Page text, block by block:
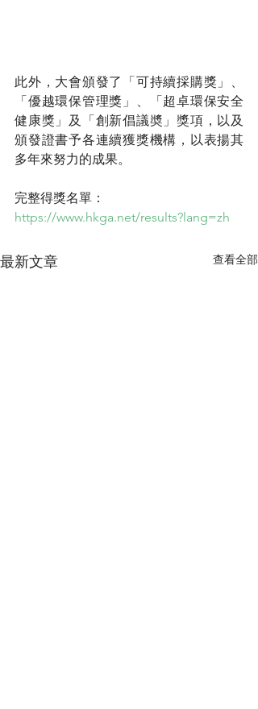
此外，大會頒發了「可持續採購獎」、
「優越環保管理獎」、「超卓環保安全
健康獎」及「創新倡議奬」獎項，以及
頒發證書予各連續獲獎機構，以表揚其
多年來努力的成果。
完整得獎名單：
https://www.hkga.net/results?lang=zh
最新文章 查看全部